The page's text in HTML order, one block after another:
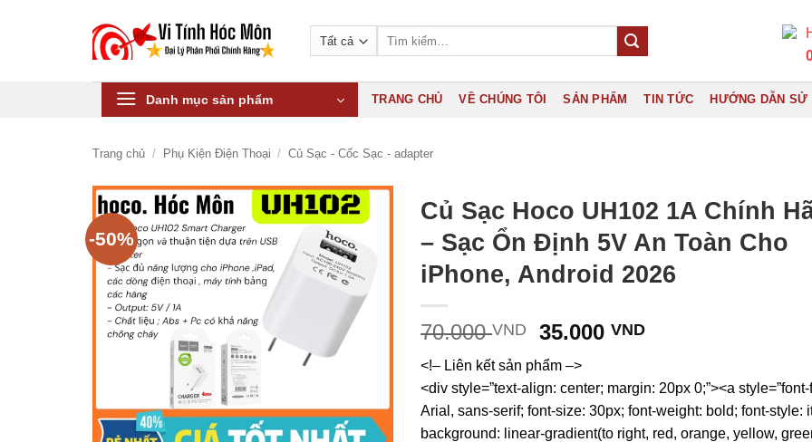
Danh mục sản phẩm TRANG CHỦ VỀ CHÚNG TÔI SẢN PHẨM TIN TỨC HƯỚNG DẪN SỬ
Trang chủ / Phụ Kiện Điện Thoại / Củ Sạc - Cốc Sạc - adapter
-50%
Củ Sạc Hoco UH102 1A Chính
– Sạc Ổn Định 5V An Toàn Cho
iPhone, Android 2026
70.000VND
Giá
gốc
là:
70.000 VND.
35.000VNDGiá
là:
35.000 VND.
<!– Liên kết sản phẩm –>
<div style=”text-align: center; margin: 20px 0;”><a
Arial, sans-serif; font-size: 30px; font-weight: bold; font-style:
background: linear-gradient(to right, red, orange, yellow,